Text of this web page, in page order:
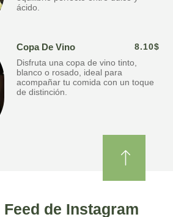
ácido.
Copa De Vino
8.10$
Disfruta una copa de vino tinto,
blanco o rosado, ideal para
acompañar tu comida con un toque
de distinción.
de Instagram